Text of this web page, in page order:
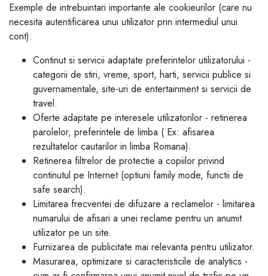
Exemple de intrebuintari importante ale cookieurilor (care nu
necesita autentificarea unui utilizator prin intermediul unui
cont):
Continut si servicii adaptate preferintelor utilizatorului -
categorii de stiri, vreme, sport, harti, servicii publice si
guvernamentale, site-uri de entertainment si servicii de
travel.
Oferte adaptate pe interesele utilizatorilor - retinerea
parolelor, preferintele de limba ( Ex: afisarea
rezultatelor cautarilor in limba Romana).
Retinerea filtrelor de protectie a copiilor privind
continutul pe Internet (optiuni family mode, functii de
safe search).
Limitarea frecventei de difuzare a reclamelor - limitarea
numarului de afisari a unei reclame pentru un anumit
utilizator pe un site.
Furnizarea de publicitate mai relevanta pentru utilizator.
Masurarea, optimizare si caracteristicile de analytics -